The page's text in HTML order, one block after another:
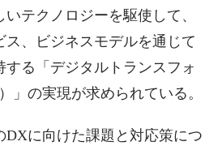
テクノロジーを駆使して、
ス、ビジネスモデルを通じて
る「デジタルトランスフォ
」の実現が求められている。
DXに向けた課題と対応策につ